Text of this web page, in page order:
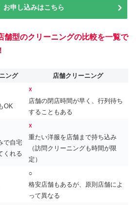
お申し込みはこちら
舗型のクリーニングの比較を一覧で
ング 店舗クリーニング
OK
☓
店舗の閉店時間が早く、行列待ち
することもある
で自宅
くれる
☓
重たい洋服を店舗まで持ち込み
（訪問クリーニングも時間が限
定）
○
格安店舗もあるが、原則店舗によ
って異なる